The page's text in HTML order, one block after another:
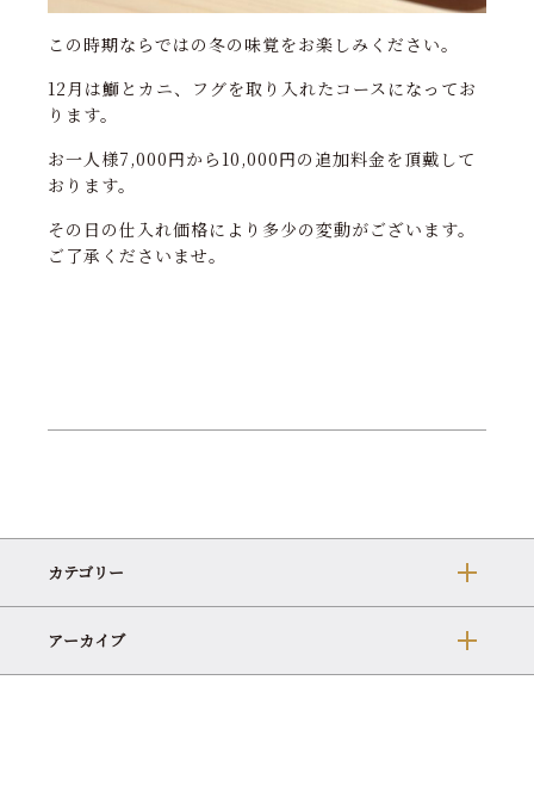
この時期ならではの冬の味覚をお楽しみください。
12月は鰤とカニ、フグを取り入れたコースになってお
ります。
お一人様7,000円から10,000円の追加料金を頂戴して
おります。
その日の仕入れ価格により多少の変動がございます。
ご了承くださいませ。
カテゴリー
アーカイブ